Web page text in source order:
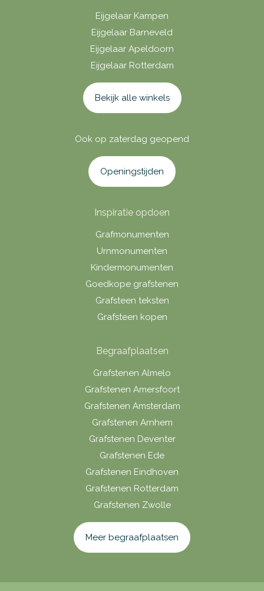
Eijgelaar Kampen
Eijgelaar Barneveld
Eijgelaar Apeldoorn
Eijgelaar Rotterdam
Bekijk alle winkels
Ook op zaterdag geopend
Openingstijden
Inspiratie opdoen
Grafmonumenten
Urnmonumenten
Kindermonumenten
Goedkope grafstenen
Grafsteen teksten
Grafsteen kopen
Begraafplaatsen
Grafstenen Almelo
Grafstenen Amersfoort
Grafstenen Amsterdam
Grafstenen Arnhem
Grafstenen Deventer
Grafstenen Ede
Grafstenen Eindhoven
Grafstenen Rotterdam
Grafstenen Zwolle
Meer begraafplaatsen